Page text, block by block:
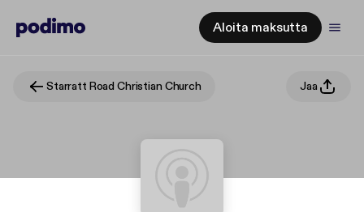
Aloita maksutta
Starratt Road Christian Church Jaa